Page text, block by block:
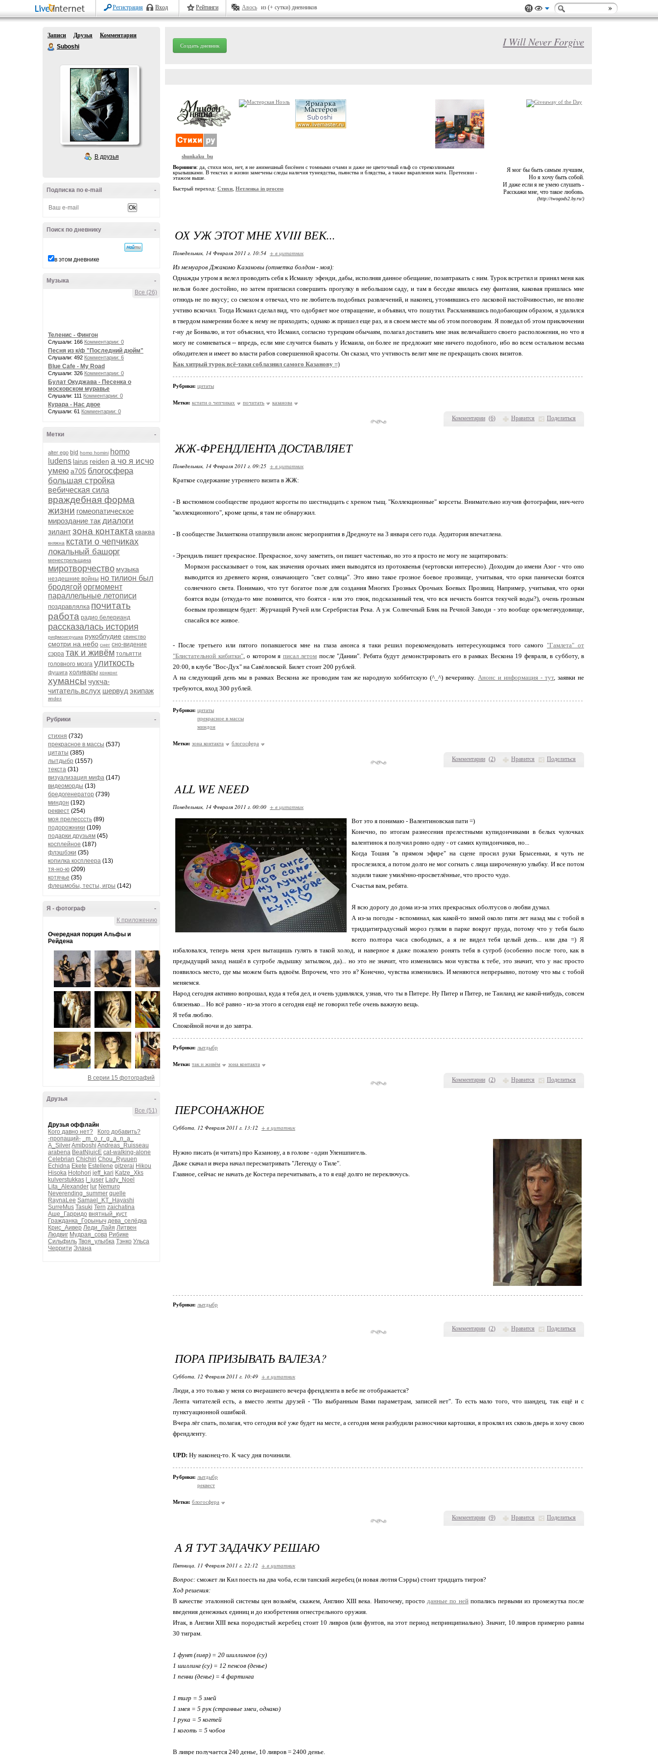
Регистрация Вход Рейтинги Авось из (+ сутки) дневников
Записи Друзья
Комментарии
Suboshi
В друзья
-
Подписка по e-mail
-
Поиск по дневнику
в этом дневнике
-
Музыка
Все (26)
Теленис - Фингон
Слушали: 166 Комментарии: 0
Песня из к/ф "Последний дюйм"
Слушали: 492 Комментарии: 6
Blue Cafe - My Road
Слушали: 326 Комментарии: 0
Булат Окуджава - Песенка о
московском муравье
Слушали: 111 Комментарии: 0
Курара - Нас двое
Слушали: 61 Комментарии: 0
-
Метки
alter ego bjd homo homini homo
ludens lairus reiden а чо я исчо
умею а705 блогосфера
большая стройка
вебическая сила
враждебная форма
жизни гомеопатическое
мироздание такдиалоги
зилантзона контакта кваква
княжна кстати о чепчиках
локальный башорг
менестрельщина
миротворчество музыка
нездешние войны но тилион был
бродягой оргмомент
параллельные летописи
поздравлялка почитать
работа радио белерианд
рассказалась история
рифмоигрушка рукоблудие свинство
смотри на небо снег сно-видение
сэрра так и живём тольятти
головного мозга улиткость
фушига холивары хонконг
хумансы чукча-
читатель.вслух шервуд экипаж
яndex
-
Рубрики
стихня (732)
прекрасное в массы (537)
цитаты (385)
лытдыбр (1557)
текста (31)
визуализация мифа (147)
видеоморды (13)
бредогенератор (739)
миндон (192)
реквест (254)
моя прелесссть (89)
подорожники (109)
подарки друзьям (45)
косплейное (187)
флэшбэки (35)
копилка косплеера (13)
тя-но-ю (209)
котячье (35)
флешмобы, тесты, игры (142)
-
Я - фотограф
К приложению
Очередная порция Альфы и
Рейдена
В серии 15 фотографий
-
Друзья
Все (51)
Друзья оффлайн
Кого давно нет?
Кого добавить?
-пропащий-
_m_o_r_g_a_n_a_
A_SilverAmiboshi Andreas_Ruisseau
arabena BeatNjuicE cat-walking-alone
Celebrian Chichiri Chou_Ryuuen
Echidna Ekete Estellene gitzerai Hikou
Hisoka Hotohori jeff_kari Katze_Xks
kulverstukkas
l_juser Lady_Noel
Lita_Alexander lur Nemuro
Neverending_summer quelle
RaynaLee Samael_KT_Hayashi
SurreMus Tasuki Tern zaichatina
Аше_Гарридо внятный_куст
Гражданка_Горыныч дева_селёдка
Крис_Аивер Леди_Лайя Литвен
Людвиг Мудрая_сова Рибике
Сильфиль Твоя_улыбка Тэнко Ульса
Черрити Элана
Создать дневник I Will Never Forgive
shunkaku_bu
Ворнинги: да, стихи мои, нет, я не анимешный бисёнен с томными очами и даже не цветочный ельф со стрекозлиными
крылышками. В текстах и жизни замечены следы наличия тунеядства, пьянства и блядства, а также вкрапления мата. Претензии -
этажом выше.
Быстрый переход: Стихи Нетленка in process
Я мог бы быть самым лучшим,
Но я хочу быть собой.
И даже если я не умею слушать -
Расскажи мне, что такое любовь.
(http://twogods2.by.ru/)
Комментарии (6) Нравится Поделиться
ОХ УЖ ЭТОТ МНЕ XVIII ВЕК...
Понедельник, 14 Февраля 2011 г. 10:54 + в цитатник
Из мемуаров Джакомо Казановы (отметка болдом - моя):
Однажды утром я велел проводить себя к Исмаилу эфенди, дабы, исполняя данное обещание, позавтракать с ним. Турок встретил и принял меня как
нельзя более достойно, но затем пригласил совершить прогулку в небольшом саду, и там в беседке явилась ему фантазия, каковая пришлась мне
отнюдь не по вкусу; со смехом я отвечал, что не любитель подобных развлечений, и наконец, утомившись его ласковой настойчивостью, не вполне
учтиво вскочил. Тогда Исмаил сделал вид, что одобряет мое отвращение, и объявил, что пошутил. Раскланявшись подобающим образом, я удалился
в твердом намерении более к нему не приходить; однако ж пришел еще раз, и в своем месте мы об этом поговорим. Я поведал об этом приключении
г-ну де Бонвалю, и тот объяснил, что Исмаил, согласно турецким обычаям, полагал доставить мне знак величайшего своего расположения, но что я
могу не сомневаться -- впредь, если мне случится бывать у Исмаила, он более не предложит мне ничего подобного, ибо во всем остальном весьма
обходителен и имеет во власти рабов совершенной красоты. Он сказал, что учтивость велит мне не прекращать своих визитов.
Как хитрый турок всё-таки соблазнил самого Казанову =)
Рубрики: цитаты
Метки: кстати о чепчиках почитать казанова
Комментарии (2) Нравится Поделиться
ЖЖ-ФРЕНДЛЕНТА ДОСТАВЛЯЕТ
Понедельник, 14 Февраля 2011 г. 09:25 + в цитатник
Краткое содержание утреннего визита в ЖЖ:
- В костюмном сообществе продают корсеты по шестнадцать с хреном тыщ. "Коллекционные" корсеты. Внимательно изучив фотографии, нич-чего
"коллекционного", кроме цены, я там не обнаружил.
- В сообществе Зиланткона отаппрувили анонс мероприятия в Дредноуте на 3 января сего года. Аудитория впечатлена.
- Эрендиль пишет прекрасное. Прекрасное, хочу заметить, он пишет частенько, но это я просто не могу не зацитировать:
Морваэн рассказывает о том, как значения орочьих имен выводятся из протоквенья (чертовски интересно). Доходим до имени Азог - что оно
выводится из древнего корня, означающего "свет солнца". Это явно такое грозное боевое прозвище, учитывая, что орки панически боятся
солнечного света. Понимаю, что тут богатое поле для создания Многих Грозных Орочьих Боевых Прозвищ. Например, учитывая, что орки
боятся воды (откуда-то мне помнится, что боятся - или это глюк, подсказанный тем, что вся нечисть боится текучей воды?), очень грозным
боевым прозвищем будет: Журчащий Ручей или Серебристая Река. А уж Солнечный Блик на Речной Заводи - это вообще орк-мегачудовище,
спасайся все живое.
- После третьего или пятого попавшегося мне на глаза анонса я таки решил порекомендовать интересующимся того самого "Гамлета" от
"Блистательной кибитки", о котором я писал летом после "Дании". Ребята будут демонстрировать его в рамках Вескона 19 февраля, в субботу, в
20:00, в клубе "Вос-Дух" на Савёловской. Билет стоит 200 рублей.
А на следующий день мы в рамках Вескона же проводим там же народную хоббитскую (^_^) вечеринку.Анонс и информация - тут, заявки не
требуются, вход 300 рублей.
Рубрики: цитаты
прекрасное в массы
миндон
Метки: зона контакта блогосфера
Комментарии (2) Нравится Поделиться
ALL WE NEED
Понедельник, 14 Февраля 2011 г. 00:00 + в цитатник
Вот это я понимаю - Валентиновская пати =)
Конечно, по итогам разнесения прелестными купидончиками в белых чулочках
валентинок я получил ровно одну - от самих купидончиков, но...
Когда Тошия "в прямом эфире" на сцене просил руки Брысеньки, я чуть не
прослезился, а потом долго не мог согнать с лица широченную улыбку. И все потом
ходили такие умилённо-просветлённые, что просто чудо.
Счастья вам, ребята.
Я всю дорогу до дома из-за этих прекрасных оболтусов о любви думал.
А из-за погоды - вспоминал, как какой-то зимой около пяти лет назад мы с тобой в
тридцатиградусный мороз гуляли в парке вокруг пруда, потому что у тебя было
всего полтора часа свободных, а я не видел тебя целый день... или два =) Я
избаловался, теперь меня хрен вытащишь гулять в такой холод, и наверное я даже пожалею ронять тебя в сугроб (особенно после того, как в
предыдущий заход нашёл в сугробе льдышку затылком, да)... но это не значит, что изменились мои чувства к тебе, это значит, что у нас просто
появилось место, где мы можем быть вдвоём. Впрочем, что это я? Конечно, чувства изменились. И меняются непрерывно, потому что мы с тобой
меняемся.
Народ сегодня активно вопрошал, куда я тебя дел, и очень удивлялся, узнав, что ты в Питере. Ну Питер и Питер, не Таиланд же какой-нибудь, совсем
близенько... Но всё равно - из-за этого я сегодня ещё не говорил тебе очень важную вещь.
Я тебя люблю.
Спокойной ночи и до завтра.
Рубрики: лытдыбр
Метки: так и живём зона контакта
Комментарии (2) Нравится Поделиться
ПЕРСОНАЖНОЕ
Суббота, 12 Февраля 2011 г. 13:12 + в цитатник
Нужно писать (и читать) про Казанову, а в голове - один Уленшпигель.
Даже скачал и вчера начал пересматривать "Легенду о Тиле".
Главное, сейчас не начать де Костера перечитывать, а то я ещё долго не переключусь.
Рубрики: лытдыбр
Комментарии (9) Нравится Поделиться
ПОРА ПРИЗЫВАТЬ ВАЛЕЗА?
Суббота, 12 Февраля 2011 г. 10:49 + в цитатник
Люди, а это только у меня со вчерашнего вечера френдлента в вебе не отображается?
Лента читателей есть, а вместо ленты друзей - "По выбранным Вами параметрам, записей нет". То есть мало того, что шандец, так ещё и с
пунктуационной ошибкой.
Вчера лёг спать, полагая, что сегодня всё уже будет на месте, а сегодня меня разбудили разносчики картошки, я проклял их сквозь дверь и хочу свою
френдленту.
UPD: Ну наконец-то. К часу дня починили.
Рубрики: лытдыбр
реквест
Метки: блогосфера
А Я ТУТ ЗАДАЧКУ РЕШАЮ
Пятница, 11 Февраля 2011 г. 22:12 + в цитатник
Вопрос: сможет ли Кил поесть на два чоба, если танский жеребец (и новая лютня Сэрры) стоит тридцать тигров?
Ход решения:
В качестве эталонной системы цен возьмём, скажем, Англию XIII века. Нипочему, простоданные по нейпопались первыми из промежутка после
введения денежных единиц и до изобретения огнестрельного оружия.
Итак, в Англии XIII века породистый жеребец стоит 10 ливров (или фунтов, на этот период непринципиально). Значит, 10 ливров примерно равны
30 тиграм.
1 фунт (ливр) = 20 шиллингов (су)
1 шиллинг (су) = 12 пенсов (денье)
1 пенни (денье) = 4 фартинга
1 тигр = 5 змей
1 змея = 5 рук (странные змеи, однако)
1 рука = 5 когтей
1 коготь = 5 чобов
В ливре получается 240 денье, 10 ливров = 2400 денье.